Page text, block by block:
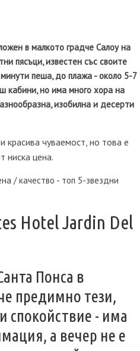
в малкото градче Салоу на
пясъци, известен със своите
пеша, до плажа - около 5-7
кабини, но има много хора на
изобилна и десерти
красива чуваемост, но това е
ниска цена.
/ качество - топ 5-звездни
Hotel Jardin Del
Понса в
предимно тези,
спокойствие - има
а вечер не е